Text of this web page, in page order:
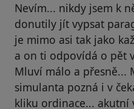
Nevím... nikdy jsem k
donutily jít vypsat
je mimo asi tak jako
a on ti odpovídá o pět
Mluví málo a přesně...
simulanta pozná i v
kliku ordinace... akutní